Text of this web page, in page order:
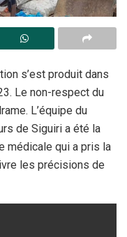
s’est produit dans
Le non-respect du
L’équipe du
de Siguiri a été la
médicale qui a pris la
les précisions de